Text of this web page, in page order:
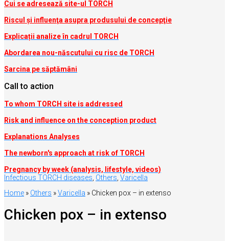
Cui se adresează site-ul TORCH
Riscul şi influenţa asupra produsului de concepţie
Explicații analize în cadrul TORCH
Abordarea nou-născutului cu risc de TORCH
Sarcina pe săptămâni
Call to action
To whom TORCH site is addressed
Risk and influence on the conception product
Explanations Analyses
The newborn's approach at risk of TORCH
Pregnancy by week (analysis, lifestyle, videos)
Infectious TORCH diseases Others Varicella
Home » Others »Varicella » Chicken pox – in extenso
Chicken pox – in extenso